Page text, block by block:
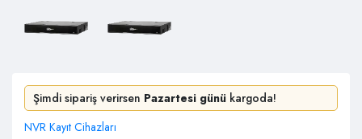
Şimdi sipariş verirsen Pazartesi günü kargoda!
NVR Kayıt Cihazları